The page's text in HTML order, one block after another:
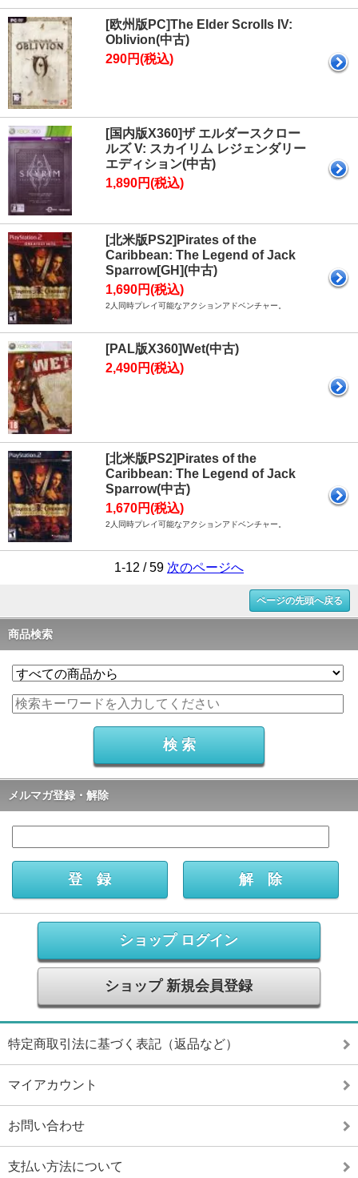
[欧州版PC]The Elder Scrolls IV:
Oblivion(中古)
290円(税込)
[国内版X360]ザ エルダースクロー
ルズ V: スカイリム レジェンダリー
エディション(中古)
1,890円(税込)
[北米版PS2]Pirates of the
Caribbean: The Legend of Jack
Sparrow[GH](中古)
1,690円(税込)
2人同時プレイ可能なアクションアドベンチャー。
[PAL版X360]Wet(中古)
2,490円(税込)
[北米版PS2]Pirates of the
Caribbean: The Legend of Jack
Sparrow(中古)
1,670円(税込)
2人同時プレイ可能なアクションアドベンチャー。
1-12 / 59 次のページへ
ページの先頭へ戻る
商品検索
メルマガ登録・解除
ショップ ログイン
ショップ 新規会員登録
特定商取引法に基づく表記（返品など）
マイアカウント
お問い合わせ
支払い方法について